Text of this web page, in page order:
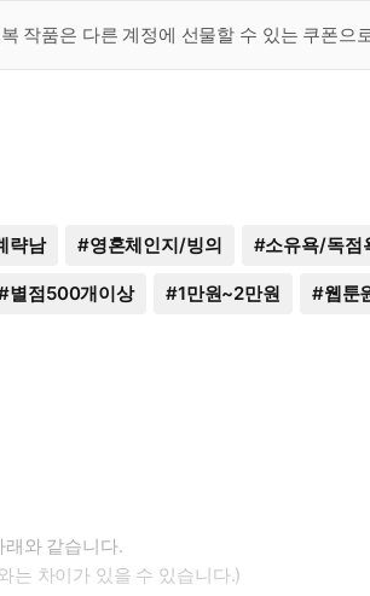
작품은 다른 계정에 선물할 수 있는 쿠폰으
략남 #영혼체인지/빙의 #소유욕/독점
별점500개이상 #1만원~2만원 #웹툰
와 같습니다.
는 차이가 있을 수 있습니다.)